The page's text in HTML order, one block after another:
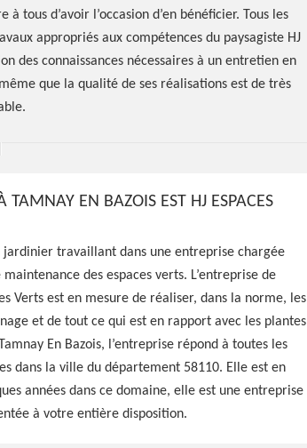
58110
Espaces Verts est
espace vert selon
tous d’avoir l’occasion d’en bénéficier. Tous les
appropriés aux compétences du paysagiste HJ
des connaissances nécessaires à un entretien en
que la qualité de ses réalisations est de très
TAMNAY EN BAZOIS EST HJ ESPACES
jardinier travaillant dans une entreprise chargée
des espaces verts. L’entreprise de
Verts est en mesure de réaliser, dans la norme, les
et de tout ce qui est en rapport avec les plantes
En Bazois, l’entreprise répond à toutes les
dans la ville du département 58110. Elle est en
années dans ce domaine, elle est une entreprise
à votre entière disposition.